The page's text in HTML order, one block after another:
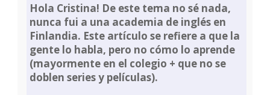
Hola Cristina! De este tema no sé nada,
nunca fui a una academia de inglés en
Finlandia. Este artículo se refiere a que la
gente lo habla, pero no cómo lo aprende
(mayormente en el colegio + que no se
doblen series y películas).